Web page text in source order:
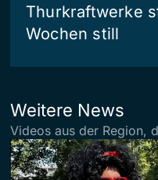
Thurkraftwerke
Wochen still
Weitere News
Videos aus der Region,